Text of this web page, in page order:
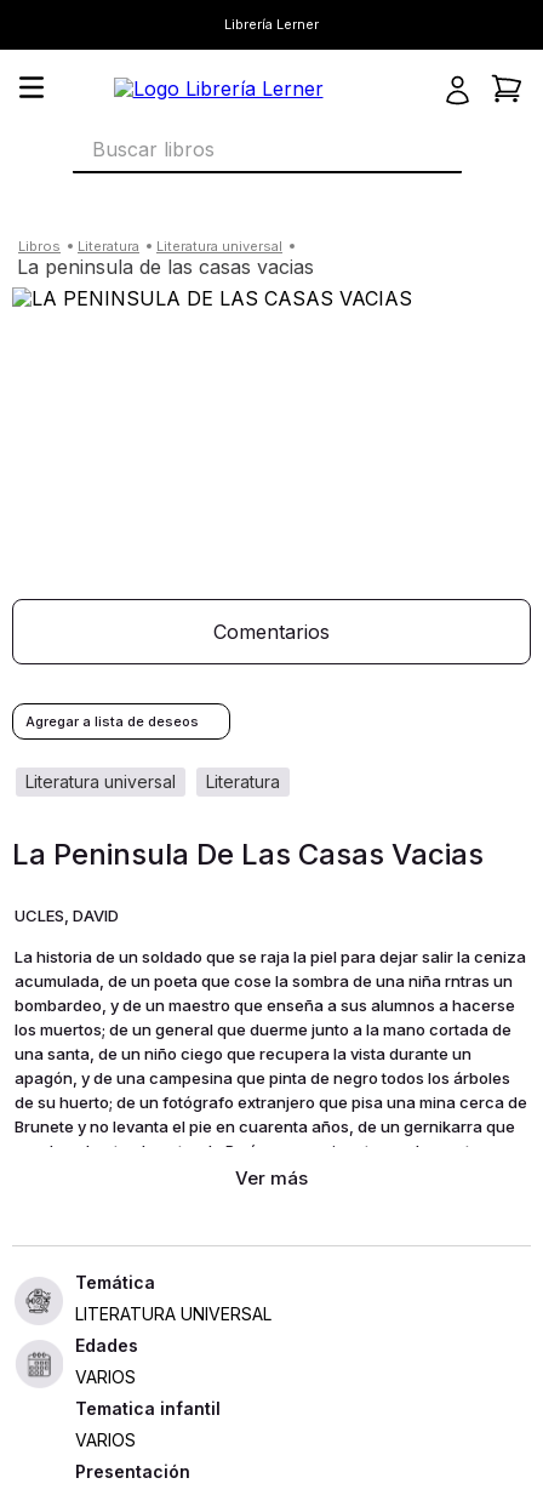
Librería Lerner
Buscar libros
literatura literatura universal
la peninsula de las casas vacias
Comentarios
literatura
literatura universal
La Peninsula De Las Casas Vacias
UCLES, DAVID
La historia de un soldado que se raja la piel para dejar salir la ceniza
acumulada, de un poeta que cose la sombra de una niña rntras un
bombardeo, y de un maestro que enseña a sus alumnos a hacerse
los muertos; de un general que duerme junto a la mano cortada de
una santa, de un niño ciego que recupera la vista durante un
apagón, y de una campesina que pinta de negro todos los árboles
de su huerto; de un fotógrafo extranjero que pisa una mina cerca de
Brunete y no levanta el pie en cuarenta años, de un gernikarra que
conduce hasta el centro de París una camioneta con los restos
humeantes de un ataque rnaéreo, y de un perro herido cuya sangre
LITERATURA UNIVERSAL
Edades
VARIOS
Tematica infantil
VARIOS
Presentación